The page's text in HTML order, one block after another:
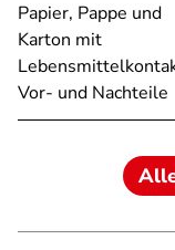
Papier, Pappe und
Karton mit
Vor- und Nachteile